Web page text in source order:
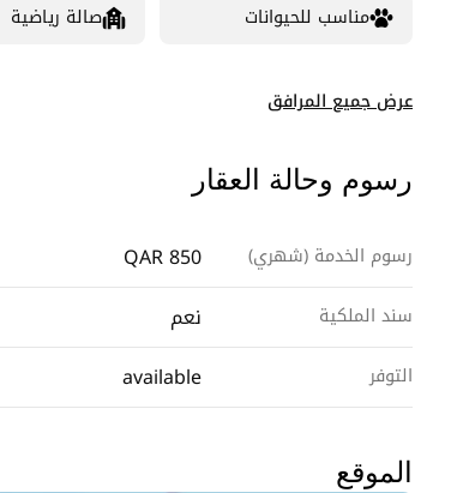
مناسب للحيوانات صالة رياضية
عرض جميع المرافق
رسوم وحالة العقار
رسوم الخدمة (شهري) QAR 850
سند الملكية نعم
التوفر available
الموقع